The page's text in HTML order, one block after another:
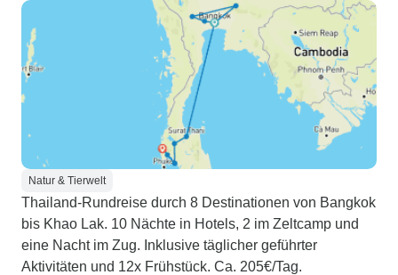
Natur & Tierwelt
Thailand-Rundreise durch 8 Destinationen von Bangkok
bis Khao Lak. 10 Nächte in Hotels, 2 im Zeltcamp und
eine Nacht im Zug. Inklusive täglicher geführter
Aktivitäten und 12x Frühstück. Ca. 205€/Tag.